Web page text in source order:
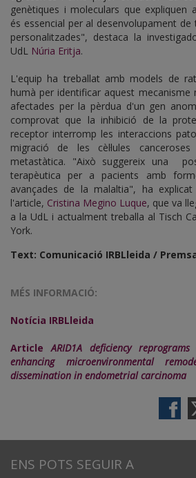
genètiques i moleculars que expliquen
és essencial per al desenvolupament
personalitzades", destaca la
UdL Núria Eritja.
L'equip ha treballat amb models de
humà per identificar aquest mecanisme
afectades per la pèrdua d'un gen
comprovat que la inhibició de la
receptor interromp les interaccions
migració de les cèl·lules
metastàtica. "Això suggereix una
terapèutica per a pacients amb
avançades de la malaltia", ha
l'article, Cristina Megino Luque, que va
a la UdL i actualment treballa al Tisch
York.
Text: Comunicació IRBLleida /
MÉS INFORMACIÓ:
Notícia IRBLleida
ArticleARID1A deficiency
enhancing microenvironmental
dissemination in endometrial carcinoma
ENS POTS SEGUIR A